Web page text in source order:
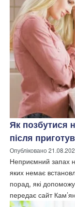
Як позбутися
після
Опубліковано
Неприємний запах
яких немає
порад, які
передає сайт